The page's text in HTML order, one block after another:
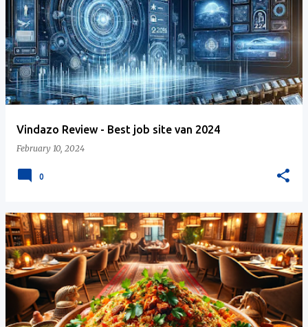
Vindazo Review - Best job site van 2024
February 10, 2024
0